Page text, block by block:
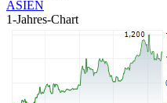
ASIEN
1-Jahres-Chart